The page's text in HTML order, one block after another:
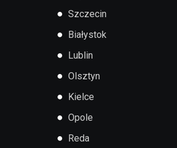
● Szczecin
● Białystok
● Lublin
● Olsztyn
● Kielce
● Opole
● Reda